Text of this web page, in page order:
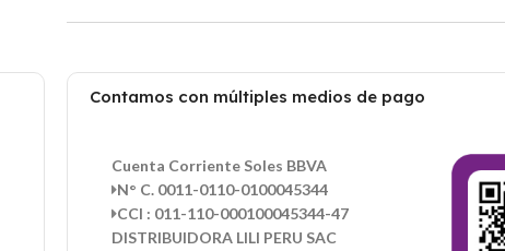
Contamos con múltiples medios de pago
Cuenta Corriente Soles BBVA
N° C. 0011-0110-0100045344
CCI : 011-110-000100045344-47
DISTRIBUIDORA LILI PERU SAC